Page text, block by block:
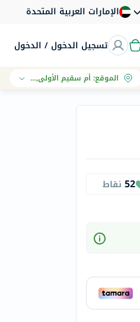
الإمارات العربية المتحدة
تسجيل الدخول / الدخول
الموقع:أم سقيم الأولى, دبي
52 نقاط